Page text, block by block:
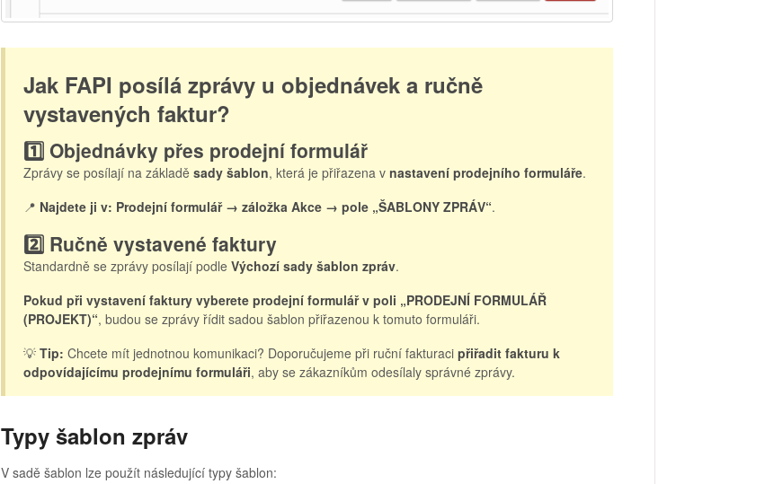
Jak FAPI posílá zprávy u objednávek a ručně
vystavených faktur?
1️⃣ Objednávky přes prodejní formulář
Zprávy se posílají na základě sady šablon, která je přiřazena v nastavení prodejního formuláře.
📍 Najdete ji v: Prodejní formulář → záložka Akce → pole „ŠABLONY ZPRÁV“.
2️⃣ Ručně vystavené faktury
Standardně se zprávy posílají podle Výchozí sady šablon zpráv.
Pokud při vystavení faktury vyberete prodejní formulář v poli „PRODEJNÍ FORMULÁŘ
(PROJEKT)“, budou se zprávy řídit sadou šablon přiřazenou k tomuto formuláři.
💡 Tip: Chcete mít jednotnou komunikaci? Doporučujeme při ruční fakturaci přiřadit fakturu k
odpovídajícímu prodejnímu formuláři, aby se zákazníkům odesílaly správné zprávy.
Typy šablon zpráv
V sadě šablon lze použít následující typy šablon: